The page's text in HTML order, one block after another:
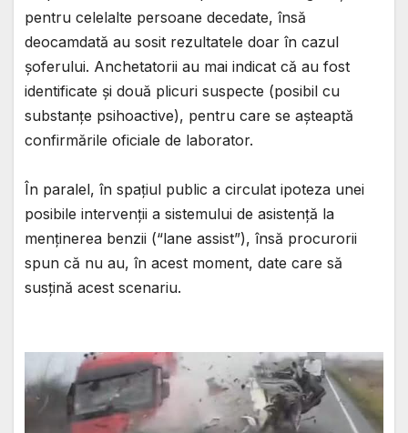
pentru celelalte persoane decedate, însă
deocamdată au sosit rezultatele doar în cazul
șoferului. Anchetatorii au mai indicat că au fost
identificate și două plicuri suspecte (posibil cu
substanțe psihoactive), pentru care se așteaptă
confirmările oficiale de laborator.
În paralel, în spațiul public a circulat ipoteza unei
posibile intervenții a sistemului de asistență la
menținerea benzii (“lane assist”), însă procurorii
spun că nu au, în acest moment, date care să
susțină acest scenariu.